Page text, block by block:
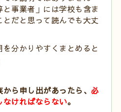
事業者」には学校も含ま
だと思って読んでも大丈
分かりやすくまとめると
から申し出があったら、必
なければならない。